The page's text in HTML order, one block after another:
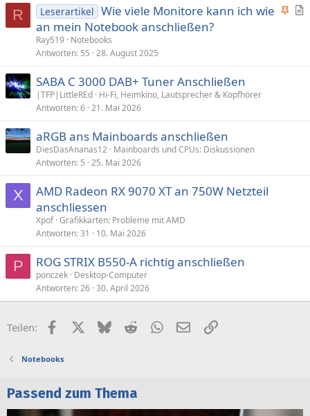
R
A
p
t
k
Leserartikel Wie viele Monitore kann ich wie
an mein Notebook anschließen?
Ray519
Notebooks
Antworten 55 28. August 2025
SABA C 3000 DAB+ Tuner Anschließen
|TFP|LittleREd Hi-Fi, Heimkino, Lautsprecher & Kopfhörer
Antworten 6 21. Mai 2026
aRGB ans Mainboards anschließen
DiesDasAnanas12 Mainboards und CPUs: Diskussionen
Antworten 5 25. Mai 2026
X
AMD Radeon RX 9070 XT an 750W Netzteil
anschliessen
Xpof Grafikkarten: Probleme mit AMD
Antworten 31 10. Mai 2026
P ROG STRIX B550-A richtig anschließen
ponczek Desktop-Computer
Antworten 26 30. April 2026
Teilen: FacebookX (Twitter)
BlueskyRedditWhatsApp
E-MailLink
Notebooks
Passend zum Thema